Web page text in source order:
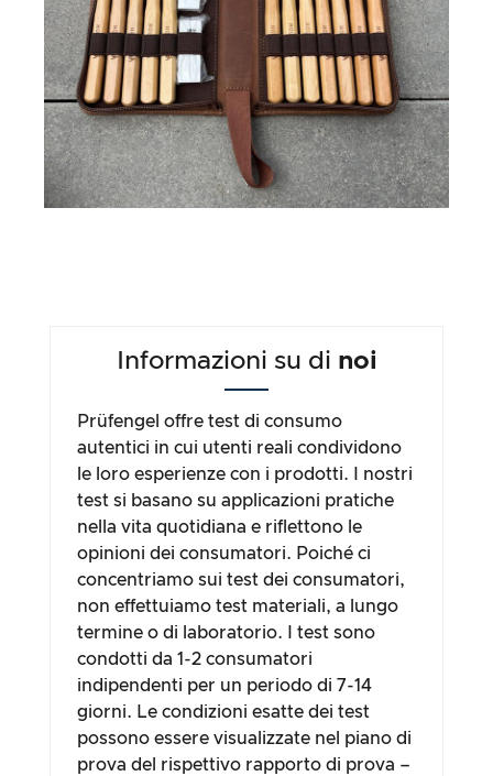
Informazioni su di noi
Prüfengel offre test di consumo
autentici in cui utenti reali condividono
le loro esperienze con i prodotti. I nostri
test si basano su applicazioni pratiche
nella vita quotidiana e riflettono le
opinioni dei consumatori. Poiché ci
concentriamo sui test dei consumatori,
non effettuiamo test materiali, a lungo
termine o di laboratorio. I test sono
condotti da 1-2 consumatori
indipendenti per un periodo di 7-14
giorni. Le condizioni esatte dei test
possono essere visualizzate nel piano di
prova del rispettivo rapporto di prova –